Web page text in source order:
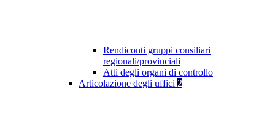
Rendiconti gruppi consiliari
regionali/provinciali
Atti degli organi di controllo
Articolazione degli uffici 2